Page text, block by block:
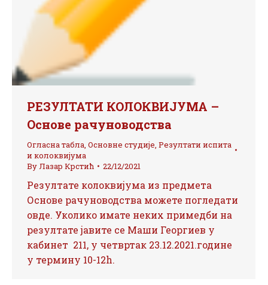
РЕЗУЛТАТИ КОЛОКВИЈУМА –
Основе рачуноводства
Огласна табла, Основне студије, Резултати испита
и колоквијума
ByЛазар Крстић 22/12/2021
Резултате колоквијума из предмета
Основе рачуноводства можете погледати
овде. Уколико имате неких примедби на
резултате јавите се Маши Георгиев у
кабинет 211, у четвртак 23.12.2021.године
у термину 10-12h.